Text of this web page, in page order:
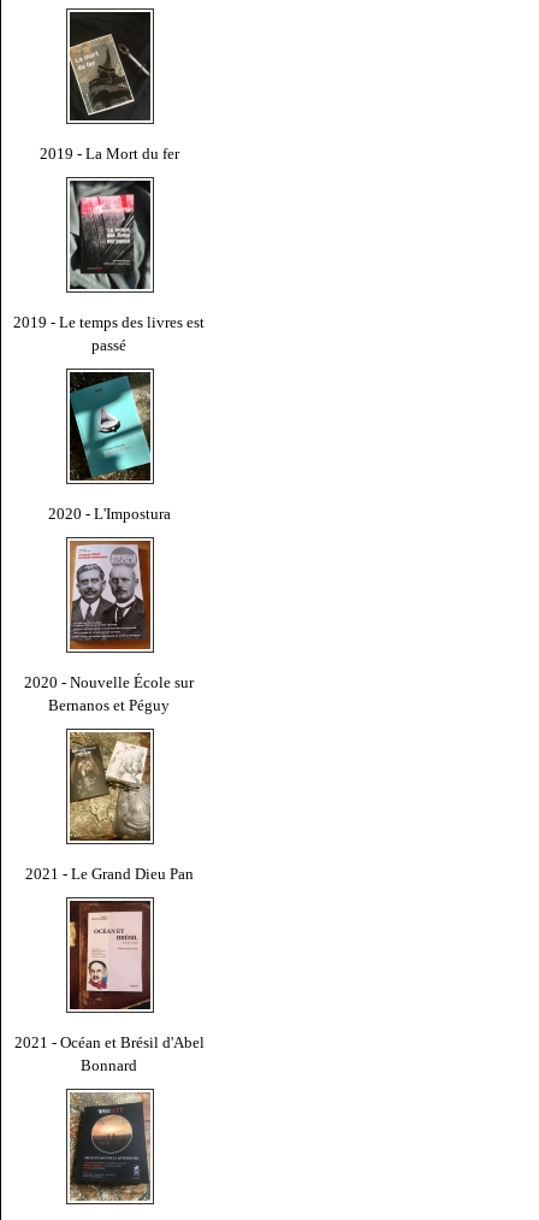
2019 - La Mort du fer
2019 - Le temps des livres est
passé
2020 - L'Impostura
2020 - Nouvelle École sur
Bernanos et Péguy
2021 - Le Grand Dieu Pan
2021 - Océan et Brésil d'Abel
Bonnard